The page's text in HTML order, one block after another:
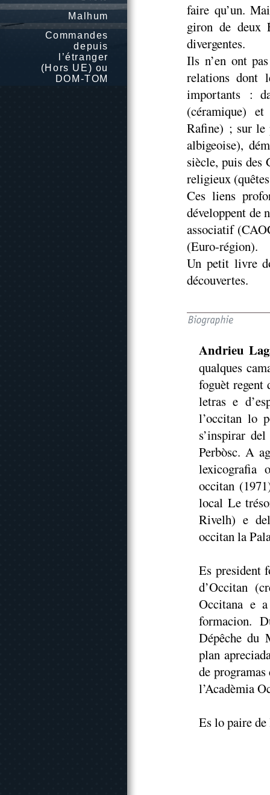
Malhum
Commandes
depuis
l’étranger
(Hors UE) ou
DOM-TOM
faire qu’un.
giron de deux
divergentes.
Ils n’en ont
relations dont
importants :
(céramique)
Rafine) ; sur le
albigeoise),
siècle, puis des
religieux
Ces liens
développent de
associatif
(Euro-région).
Un petit livre
découvertes.
Andrieu
qualques
foguèt regent
letras e
l’occitan lo
s’inspirar
Perbòsc. A
lexicografia
occitan
local Le
Rivelh) e
occitan la
Es president
d’Occitan
Occitana e
formacion.
Dépêche du
plan
de
l’Acadèmia
Es lo paire